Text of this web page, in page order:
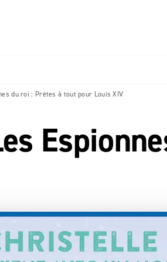
du roi : Prêtes à tout pour Louis XIV